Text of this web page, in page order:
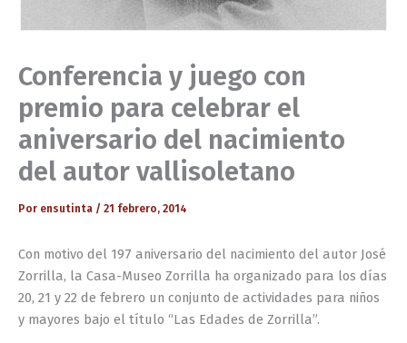
Conferencia y juego con
premio para celebrar el
aniversario del nacimiento
del autor vallisoletano
Por ensutinta / 21 febrero, 2014
Con motivo del 197 aniversario del nacimiento del autor José
Zorrilla, la Casa-Museo Zorrilla ha organizado para los días
20, 21 y 22 de febrero un conjunto de actividades para niños
y mayores bajo el título “Las Edades de Zorrilla”.